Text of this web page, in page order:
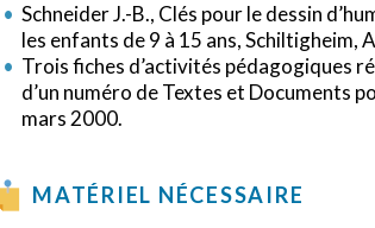
Schneider J.-B., Clés pour le dessin
les enfants de 9 à 15 ans, Schiltigheim,
Trois fiches d’activités pédagogiques
d’un numéro de Textes et Documents
mars 2000.
MATÉRIEL NÉCESSAIRE